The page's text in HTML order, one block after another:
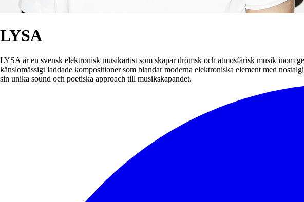
LYSA
LYSA är en svensk elektronisk musikartist som skapar drömsk och atmosfärisk musik inom
känslomässigt laddade kompositioner som blandar moderna elektroniska element med
sin unika sound och poetiska approach till musikskapandet.